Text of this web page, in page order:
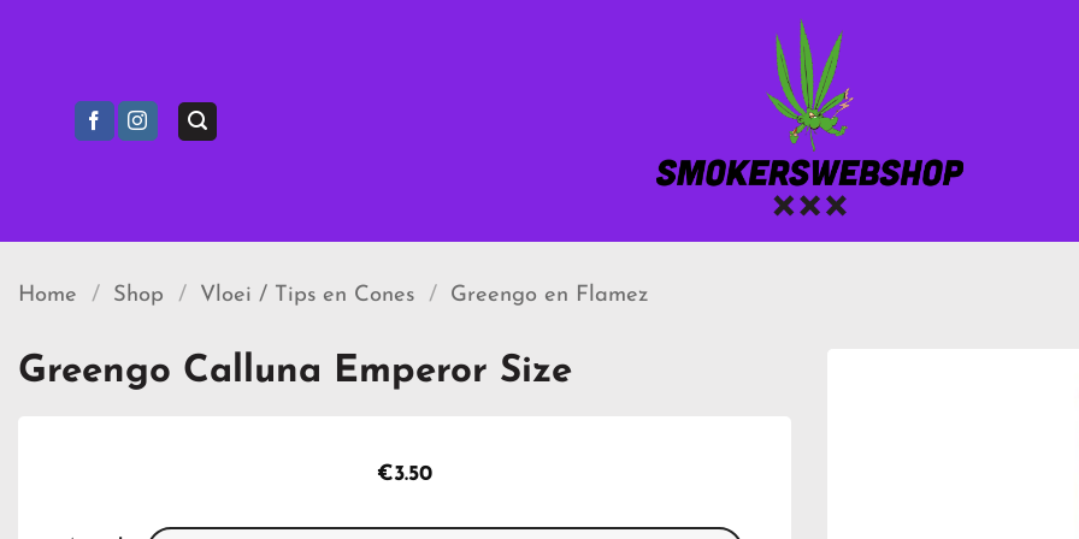
Home / Shop / Vloei / Tips en Cones / Greengo en Flamez
Greengo Calluna Emperor Size
€3.50